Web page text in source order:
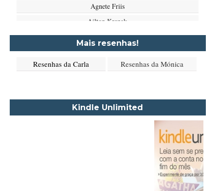
Agnete Friis
Ailton Krenak
Aimée de Jongh
Aione Simões
Alexandre Dumas Filho
Mais resenhas!
Resenhas da Carla Resenhas da Mónica
Kindle Unlimited